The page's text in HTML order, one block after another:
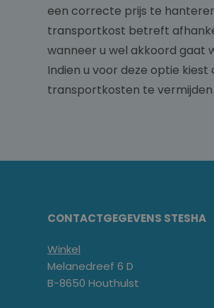
een correcte prijs te
transportkost betreft
wanneer u wel akkoord gaat
Indien u voor deze optie
transportkosten te
CONTACTGEGEVENS STESHA
Winkel
Melanedreef 6 D
B-8650 Houthulst